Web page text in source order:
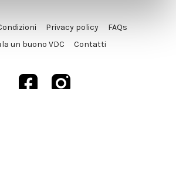
Privacy policy
FAQs
un buono VDC
Contatti